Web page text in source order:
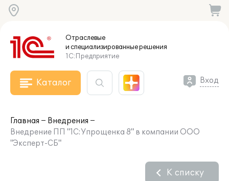
Отраслевые
и специализированныерешения
1С:Предприятие
Каталог Вход
Главная
Внедрения
Внедрение ПП "1С:Упрощенка 8" в компании ООО
"Эксперт-СБ"
К списку